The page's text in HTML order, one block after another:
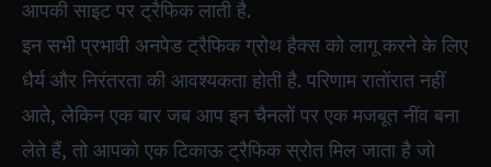
आपकी साइट पर ट्रैफिक लाती है.
इन सभी प्रभावी अनपेड ट्रैफिक ग्रोथ हैक्स को लागू करने के लिए
धैर्य और निरंतरता की आवश्यकता होती है. परिणाम रातोंरात नहीं
आते, लेकिन एक बार जब आप इन चैनलों पर एक मजबूत नींव बना
लेते हैं, तो आपको एक टिकाऊ ट्रैफिक स्रोत मिल जाता है जो